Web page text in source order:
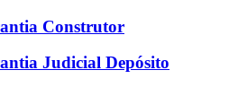
Construtor
Judicial Depósito